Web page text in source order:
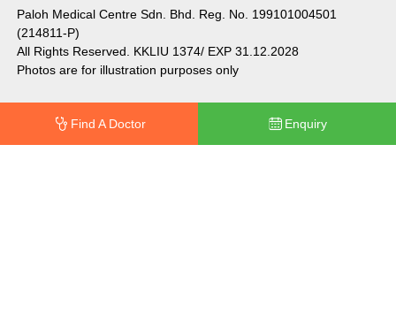
Paloh Medical Centre Sdn. Bhd. Reg. No. 199101004501
(214811-P)
All Rights Reserved. KKLIU 1374/ EXP 31.12.2028
Photos are for illustration purposes only
Find A Doctor Enquiry